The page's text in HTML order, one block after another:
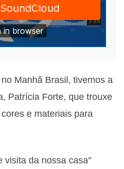
Manhã Brasil, tivemos a
Patrícia Forte, que trouxe
e materiais para
visita da nossa casa"